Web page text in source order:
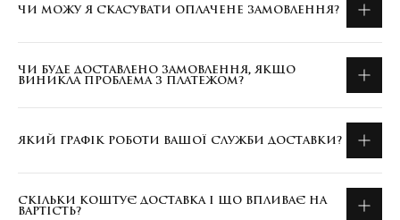
ЧИ МОЖУ Я СКАСУВАТИ ОПЛАЧЕНЕ ЗАМОВЛЕННЯ?
ЧИ БУДЕ ДОСТАВЛЕНО ЗАМОВЛЕННЯ, ЯКЩО
ВИНИКЛА ПРОБЛЕМА З ПЛАТЕЖОМ?
ЯКИЙ ГРАФІК РОБОТИ ВАШОЇ СЛУЖБИ ДОСТАВКИ?
СКІЛЬКИ КОШТУЄ ДОСТАВКА І ЩО ВПЛИВАЄ НА
ВАРТІСТЬ?